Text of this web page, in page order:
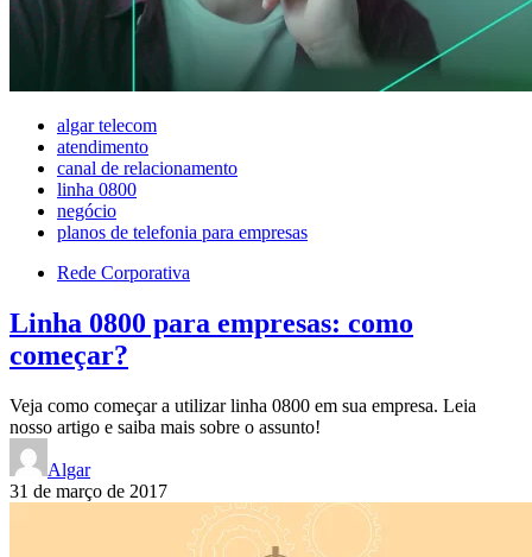
algar telecom
atendimento
canal de relacionamento
linha 0800
negócio
planos de telefonia para empresas
Rede Corporativa
Linha 0800 para empresas: como
começar?
Veja como começar a utilizar linha 0800 em sua empresa. Leia
nosso artigo e saiba mais sobre o assunto!
Algar
31 de março de 2017